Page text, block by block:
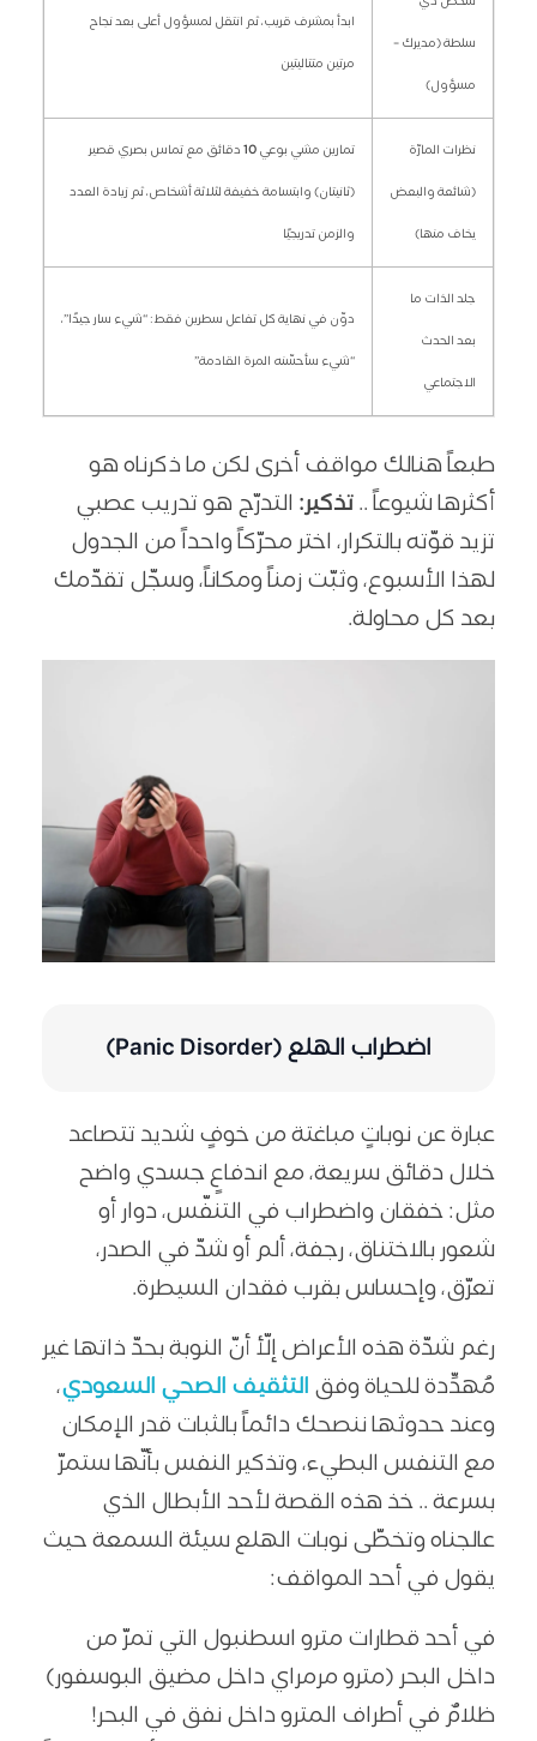
سلطة (مديرك –
مسؤول)
ابدأ بمشرف قريب، ثم انتقل لمسؤول أعلى بعد نجاح
مرتين متتاليتين
نظرات المارّة
(شائعة والبعض
يخاف منها)
تمارين مشي بوعي 10 دقائق مع تماس بصري قصير
(ثانيتان) وابتسامة خفيفة لثلاثة أشخاص، ثم زيادة العدد
والزمن تدريجيًا
جلد الذات ما
بعد الحدث
الاجتماعي
دوّن في نهاية كل تفاعل سطرين فقط: “شيء سار جيدًا”،
“شيء سأحسّنه المرة القادمة”
طبعاً هنالك مواقف أخرى لكن ما ذكرناه هو
أكثرها شيوعاً .. تذكير: التدرّج هو تدريب عصبي
تزيد قوّته بالتكرار، اختر محرّكاً واحداً من الجدول
لهذا الأسبوع، وثبّت زمناً ومكاناً، وسجّل تقدّمك
بعد كل محاولة.
اضطراب الهلع (Panic Disorder)
عبارة عن نوباتٍ مباغتة من خوفٍ شديد تتصاعد
خلال دقائق سريعة، مع اندفاعٍ جسدي واضح
مثل: خفقان واضطراب في التنفّس، دوار أو
شعور بالاختناق، رجفة، ألم أو شدّ في الصدر،
تعرّق، وإحساس بقرب فقدان السيطرة.
رغم شدّة هذه الأعراض إلّأ أنّ النوبة بحدّ ذاتها غير
مُهدِّدة للحياة وفق
التثقيف الصحي السعودي،
وعند حدوثها ننصحك دائماً بالثبات قدر الإمكان
مع التنفس البطيء، وتذكير النفس بأنّها ستمرّ
بسرعة .. خذ هذه القصة لأحد الأبطال الذي
عالجناه وتخطّى نوبات الهلع سيئة السمعة حيث
يقول في أحد المواقف:
في أحد قطارات مترو اسطنبول التي تمرّ من
داخل البحر (مترو مرمراي داخل مضيق البوسفور)
ظلامٌ في أطراف المترو داخل نفق في البحر!